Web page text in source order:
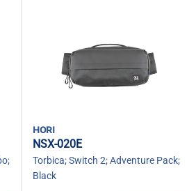
hori
NSX-020E
Torbica; Switch 2; Adventure Pack;
Black